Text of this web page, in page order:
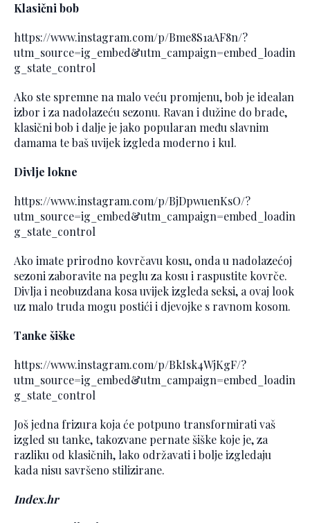
Klasični bob
https://www.instagram.com/p/Bme8S1aAF8n/?
utm_source=ig_embed&utm_campaign=embed_loadin
g_state_control
Ako ste spremne na malo veću promjenu, bob je idealan
izbor i za nadolazeću sezonu. Ravan i dužine do brade,
klasični bob i dalje je jako popularan među slavnim
damama te baš uvijek izgleda moderno i kul.
Divlje lokne
https://www.instagram.com/p/BjDpwuenKsO/?
utm_source=ig_embed&utm_campaign=embed_loadin
g_state_control
Ako imate prirodno kovrčavu kosu, onda u nadolazećoj
sezoni zaboravite na peglu za kosu i raspustite kovrče.
Divlja i neobuzdana kosa uvijek izgleda seksi, a ovaj look
uz malo truda mogu postići i djevojke s ravnom kosom.
Tanke šiške
https://www.instagram.com/p/BkIsk4WjKgF/?
utm_source=ig_embed&utm_campaign=embed_loadin
g_state_control
Još jedna frizura koja će potpuno transformirati vaš
izgled su tanke, takozvane pernate šiške koje je, za
razliku od klasičnih, lako održavati i bolje izgledaju
kada nisu savršeno stilizirane.
Index.hr